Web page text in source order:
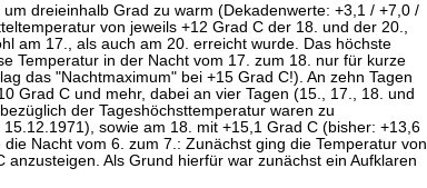
dreieinhalb Grad zu warm (Dekadenwerte: +3,1 / +7,0 /
von jeweils +12 Grad C der 18. und der 20.,
am 17., als auch am 20. erreicht wurde. Das höchste
Temperatur in der Nacht vom 17. zum 18. nur für kurze
das "Nachtmaximum" bei +15 Grad C!). An zehn Tagen
Grad C und mehr, dabei an vier Tagen (15., 17., 18. und
der Tageshöchsttemperatur waren zu
sowie am 18. mit +15,1 Grad C (bisher: +13,6
Nacht vom 6. zum 7.: Zunächst ging die Temperatur von
Als Grund hierfür war zunächst ein Aufklaren